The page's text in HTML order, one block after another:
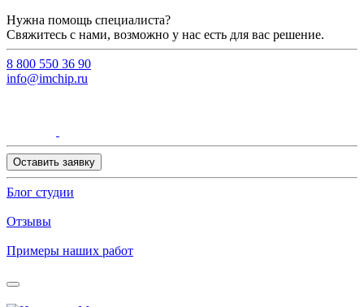
Нужна помощь специалиста?
Свяжитесь с нами, возможно у нас есть для вас решение.
8 800 550 36 90
info@imchip.ru
Оставить заявку
Блог студии
Отзывы
Примеры наших работ